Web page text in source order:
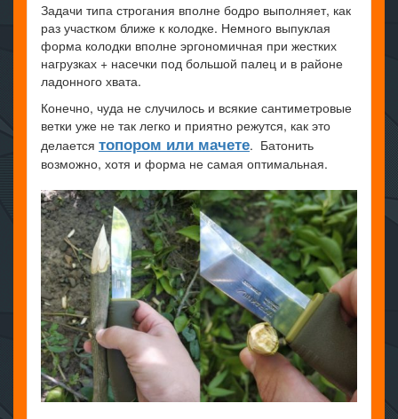
Задачи типа строгания вполне бодро выполняет, как
раз участком ближе к колодке. Немного выпуклая
форма колодки вполне эргономичная при жестких
нагрузках + насечки под большой палец и в районе
ладонного хвата.
Конечно, чуда не случилось и всякие сантиметровые
ветки уже не так легко и приятно режутся, как это
делается топором или мачете. Батонить
возможно, хотя и форма не самая оптимальная.